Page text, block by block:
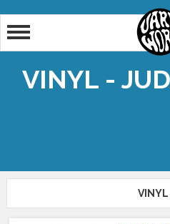
VINYL -
VINYL